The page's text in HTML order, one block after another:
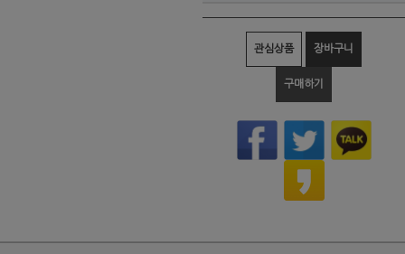
관심상품 장바구니
구매하기